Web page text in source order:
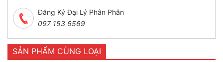
Đăng Ký Đại Lý Phân Phân
097 153 6569
SẢN PHẨM CÙNG LOẠI